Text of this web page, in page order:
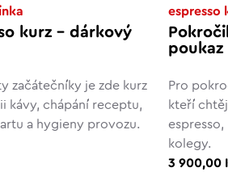
kurz – dárkový
začátečníky je zde kurz
kávy, chápání receptu,
a hygieny provozu.
espresso
poukaz
Pro
kteří
kolegy.
3 900,00